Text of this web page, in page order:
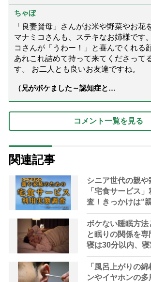
ちゃぼ
「良妻賢母」さんがお米や野菜やお花
マナミコさんも、ステキなお姉様です
コさんが「うわー！」と喜んでくれる
あれこれ詰めて持って来てくださって
す。 お二人とも良いお友達ですね。
（兄がボケました～認知症と介
達』が届きました」）
コメント一覧を見る
関連記事
シニア世代の親
「宅食サービス
査！きっかけは“
感じて”、利用者
も価格や受け取
不満｜介護マー
by 介護ポストセ
ボケない睡眠方
と眠りの関係を
寝は30分以内、
活も大切」
「風呂上がりの
ンやイヤホンの